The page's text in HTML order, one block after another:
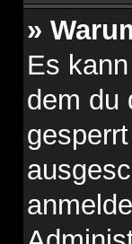
»
Es
dem du